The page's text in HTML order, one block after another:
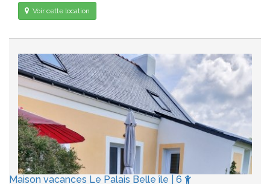
Voir cette location
Maison vacances Le Palais Belle île | 6